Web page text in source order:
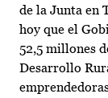
de la Junta en
hoy que el
52,5 millones
Desarrollo